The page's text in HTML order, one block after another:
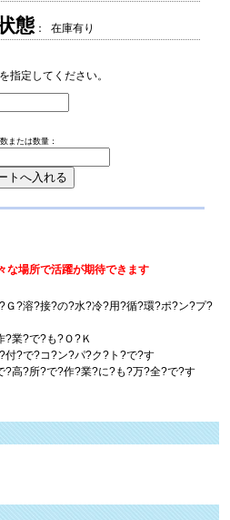
態： 在庫有り
指定してください。
または数量：
な場所で活躍が期待できます
Ｇ?溶?接?の?水?冷?用?循?環?ポ?ン?プ?
?業?で?も?Ｏ?Ｋ
付?で?コ?ン?パ?ク?ト?で?す
?高?所?で?作?業?に?も?万?全?で?す